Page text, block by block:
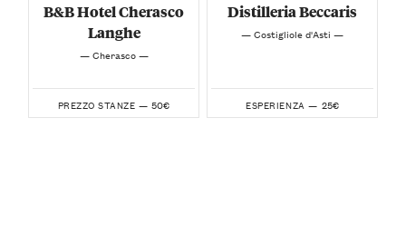
B&B Hotel Cherasco
Langhe
— Cherasco —
PREZZO STANZE — 50€
Distilleria Beccaris
— Costigliole d'Asti —
ESPERIENZA — 25€